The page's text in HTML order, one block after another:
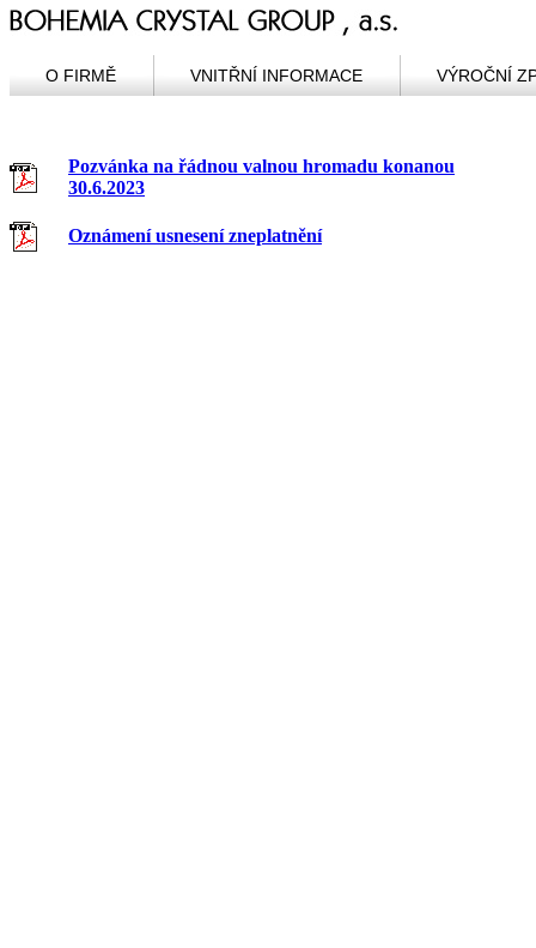
O FIRMĚ VNITŘNÍ INFORMACE VÝROČNÍ
Pozvánka na řádnou valnou hromadu konanou
30.6.2023
Oznámení usnesení zneplatnění